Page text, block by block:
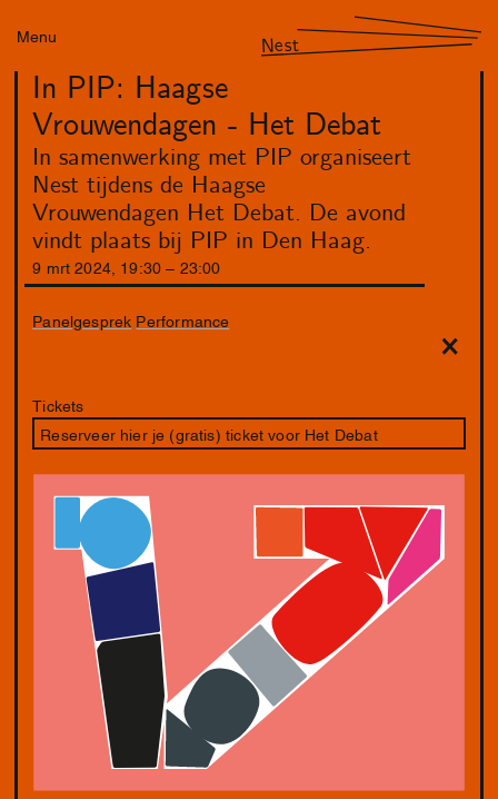
Menu Nest
In PIP: Haagse
Vrouwendagen - Het Debat
In samenwerking met PIP organiseert
Nest tijdens de Haagse
Vrouwendagen Het Debat. De avond
vindt plaats bij PIP in Den Haag.
9 mrt 2024 19 :30 23 :00
Panelgesprek Performance
Tickets
Reserveer hier je (gratis) ticket voor Het Debat